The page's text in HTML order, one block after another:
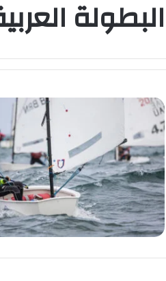
البطولة